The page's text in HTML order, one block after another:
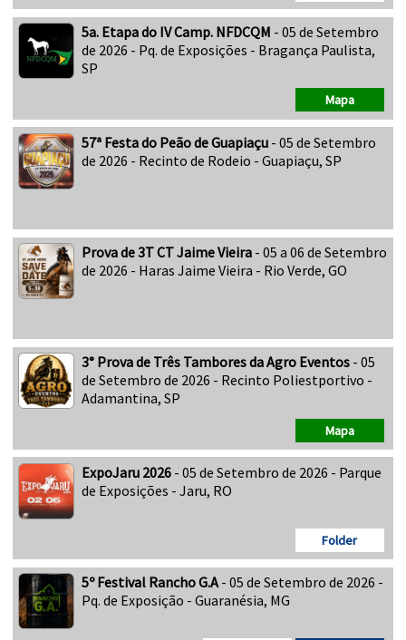
5a. Etapa do IV Camp. NFDCQM - 05 de Setembro
de 2026 - Pq. de Exposições - Bragança Paulista,
SP
Mapa
57ª Festa do Peão de Guapiaçu - 05 de Setembro
de 2026 - Recinto de Rodeio - Guapiaçu, SP
Prova de 3T CT Jaime Vieira - 05 a 06 de Setembro
de 2026 - Haras Jaime Vieira - Rio Verde, GO
3° Prova de Três Tambores da Agro Eventos - 05
de Setembro de 2026 - Recinto Poliestportivo -
Adamantina, SP
Mapa
ExpoJaru 2026 - 05 de Setembro de 2026 - Parque
de Exposições - Jaru, RO
Folder
5º Festival Rancho G.A- 05 de Setembro de 2026 -
Pq. de Exposição - Guaranésia, MG